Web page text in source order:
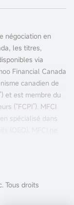
négociation en
les titres,
via
Financial Canada
canadien de
et est membre du
(“FCPI”). MFCI
spécialisé dans
concernant
investisseurs
y compris la
passées
Tous droits